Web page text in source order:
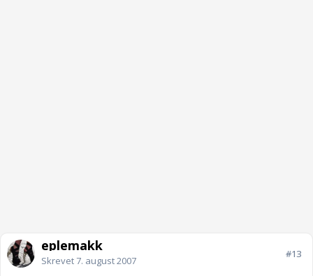
eplemakk
Skrevet7. august 2007
#13